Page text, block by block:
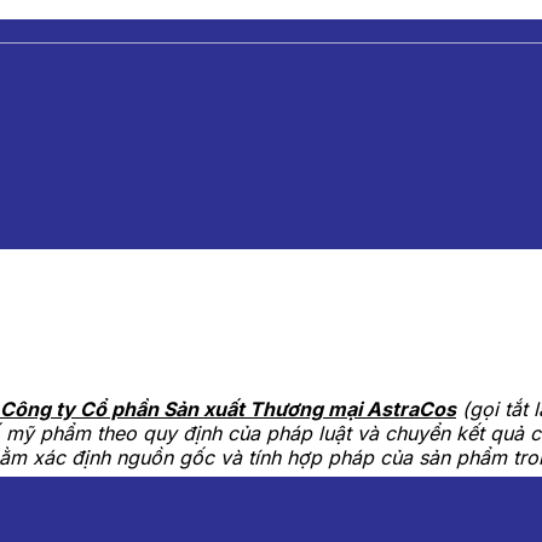
Công ty Cổ phần Sản xuất Thương mại AstraCos(gọi tắt
phẩm theo quy định của pháp luật và chuyển kết quả
xác định nguồn gốc và tính hợp pháp của sản phẩm